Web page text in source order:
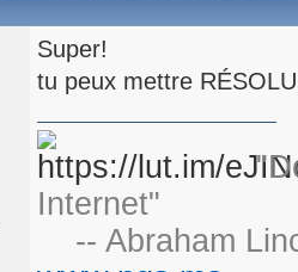
Super!
tu peux mettre
Internet"
-- Abraham